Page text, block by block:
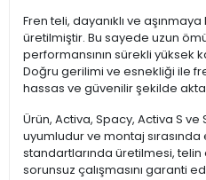
Fren teli, dayanıklı ve
üretilmiştir. Bu sayede uzun
performansının sürekli yüksek
Doğru gerilimi ve esnekliği ile
hassas ve güvenilir şekilde
Ürün, Activa, Spacy, Activa S
uyumludur ve montaj
standartlarında üretilmesi,
sorunsuz çalışmasını garanti